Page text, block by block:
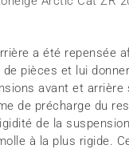
a été repensée
pièces et lui
avant et arrière
de précharge du
de la
à la plus rigide.